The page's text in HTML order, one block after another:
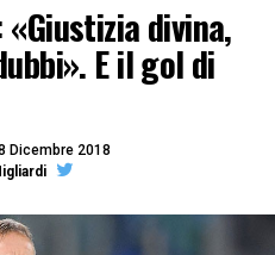
divina,
E il gol di
Dicembre 2018